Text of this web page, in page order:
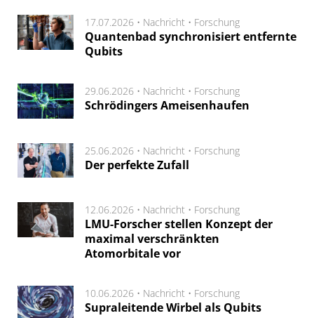
17.07.2026 • Nachricht • Forschung
Quantenbad synchronisiert entfernte
Qubits
29.06.2026 • Nachricht • Forschung
Schrödingers Ameisenhaufen
25.06.2026 • Nachricht • Forschung
Der perfekte Zufall
12.06.2026 • Nachricht • Forschung
LMU-Forscher stellen Konzept der
maximal verschränkten
Atomorbitale vor
10.06.2026 • Nachricht • Forschung
Supraleitende Wirbel als Qubits